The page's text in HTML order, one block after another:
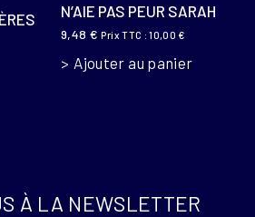
N’AIE PAS PEUR SARAH
9,48 € Prix TTC :10,00 €
Ajouter au panier
À LA NEWSLETTER